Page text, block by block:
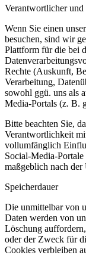
Verantwortlicher und
Wenn Sie einen
besuchen, sind wir
Plattform für die bei
Rechte (Auskunft,
Verarbeitung,
sowohl ggü. uns als
Media-Portals (z. B.
Bitte beachten Sie,
Verantwortlichkeit
vollumfänglich
Social-Media-
maßgeblich nach
Speicherdauer
Die unmittelbar von
Daten werden von
Löschung
oder der Zweck für
Cookies verbleiben